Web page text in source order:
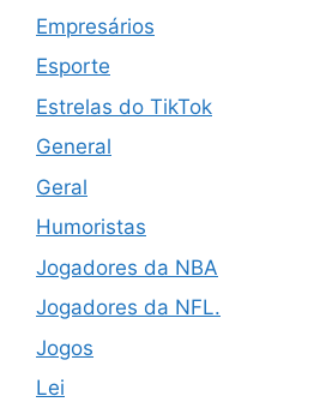
Empresários
Esporte
Estrelas do TikTok
General
Geral
Humoristas
Jogadores da NBA
Jogadores da NFL.
Jogos
Lei